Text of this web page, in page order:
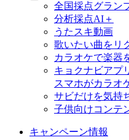
全国採点グラン
分析採点AI＋
うたスキ動画
歌いたい曲をリ
カラオケで楽器
キョクナビアプ
スマホがカラオ
サビだけを気持
子供向けコンテ
キャンペーン情報